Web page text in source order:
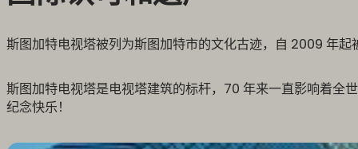
斯图加特电视塔被列为斯图加特市的文化古迹，自 2009 年
斯图加特电视塔是电视塔建筑的标杆，70 年来一直影响着全
纪念快乐！